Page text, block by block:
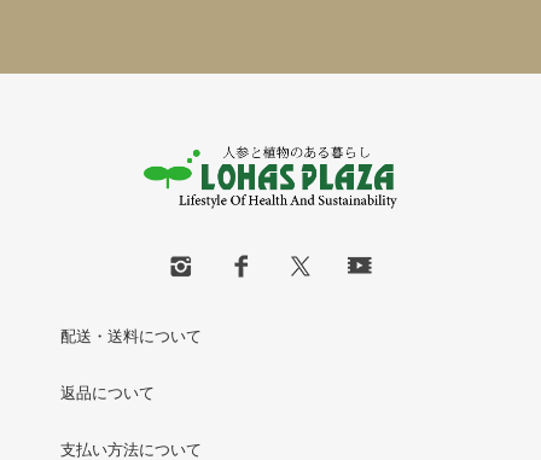
配送・送料について
返品について
支払い方法について